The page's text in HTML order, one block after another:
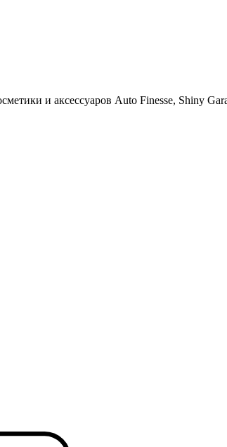
и аксессуаров Auto Finesse, Shiny